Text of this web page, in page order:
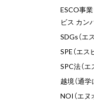
ESCO事業
ビス カン
SDGs（エ
SPE（エス
SPC法（エ
越境（通学
NOI（エヌ